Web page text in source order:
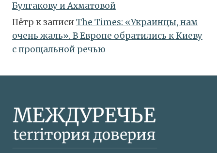
Булгакову и Ахматовой
Пётр к записиТhe Times: «Украинцы, нам
очень жаль». В Европе обратились к Киеву
с прощальной речью